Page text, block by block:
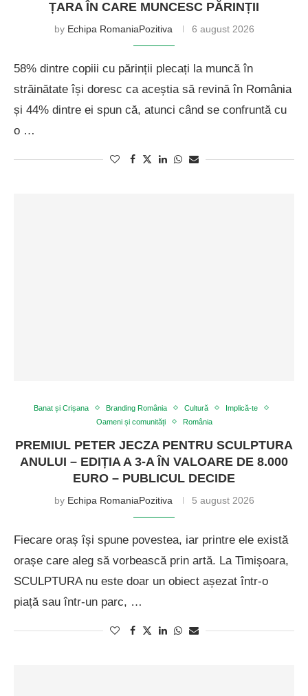
ȚARA ÎN CARE MUNCESC PĂRINȚII
by Echipa RomaniaPozitiva 6 august 2026
58% dintre copiii cu părinții plecați la muncă în
străinătate își doresc ca aceștia să revină în România
și 44% dintre ei spun că, atunci când se confruntă cu
o …
Banat și Crișana Branding România Cultură
Implică-te
Oameni și comunități
România
PREMIUL PETER JECZA PENTRU SCULPTURA
ANULUI – EDIȚIA A 3-A ÎN VALOARE DE 8.000
EURO – PUBLICUL DECIDE
by Echipa RomaniaPozitiva 5 august 2026
Fiecare oraș își spune povestea, iar printre ele există
orașe care aleg să vorbească prin artă. La Timișoara,
SCULPTURA nu este doar un obiect așezat într-o
piață sau într-un parc, …